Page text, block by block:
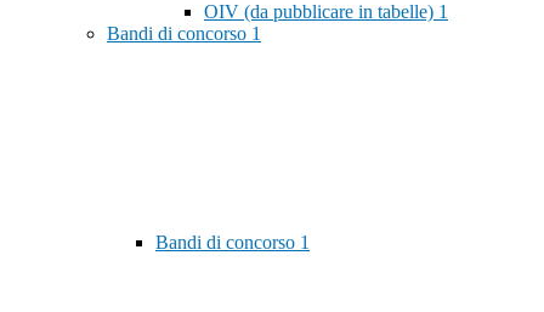
OIV (da pubblicare in tabelle) 1
Bandi di concorso 1
Bandi di concorso 1